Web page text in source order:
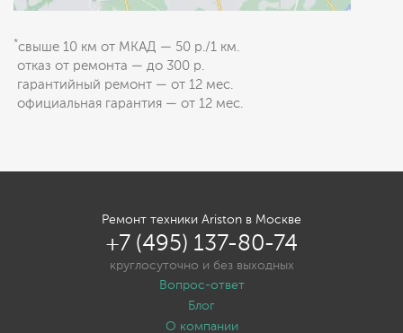
*свыше 10 км от МКАД — 50 р./1 км.
отказ от ремонта — до 300 р.
гарантийный ремонт — от 12 мес.
официальная гарантия — от 12 мес.
Ремонт техники Ariston в Москве
+7 (495) 137-80-74
круглосуточно и без выходных
Вопрос-ответ
Блог
О компании